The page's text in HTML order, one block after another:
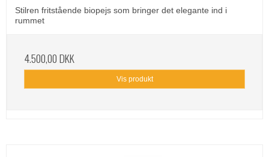
Stilren fritstående biopejs som bringer det elegante ind i
rummet
4.500,00 DKK
Vis produkt